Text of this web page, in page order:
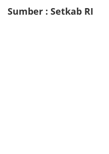
Sumber : Setkab RI